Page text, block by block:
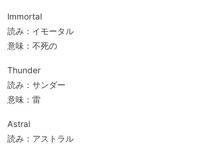
Immortal
読み：イモータル
意味：不死の
Thunder
読み：サンダー
意味：雷
Astral
読み：アストラル